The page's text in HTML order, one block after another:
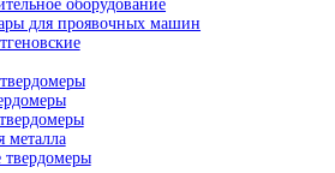
микроскопы
Nexcope
Nikon
контроля